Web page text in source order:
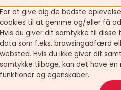
For at give dig de bedste
cookies til at gemme og/eller få
Hvis du giver dit samtykke til disse
data som f.eks. browsingadfærd
websted. Hvis du ikke giver dit
samtykke tilbage, kan det have en
funktioner og egenskaber.